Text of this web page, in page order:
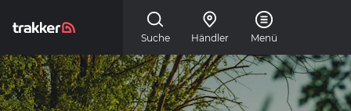
Suche Händler Menü